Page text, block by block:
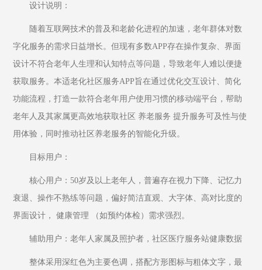
设计说明：
随着互联网技术的普及和老龄化进程的加速，老年群体对数
字化服务的需求日益增长。但现有多数APP存在操作复杂、界面
设计不符合老年人生理和认知特点等问题，导致老年人难以便捷
获取服务。本适老化社区服务APP旨在通过优化交互设计、简化
功能流程，打造一款符合老年用户使用习惯的移动端平台，帮助
老年人及其家属更高效地获取社区 养老服务 提升服务可及性与使
用体验，同时推动社区养老服务的智能化升级。
目标用户：
核心用户：50岁及以上老年人，普遍存在视力下降、记忆力
衰退、操作不熟练等问题，偏好简洁直观、大字体、高对比度的
界面设计， 健康管理 （如预约体检）需求强烈。
辅助用户：老年人家属及照护者，社区医疗服务站健康数据
整体采用深红色为主要色调，搭配方形图标与粗体文字，最